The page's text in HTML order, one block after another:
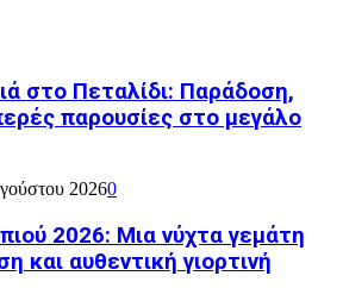
στο Πεταλίδι: Παράδοση,
παρουσίες στο μεγάλο
20260
2026: Μια νύχτα γεμάτη
και αυθεντική γιορτινή